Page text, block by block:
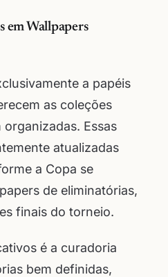
em Wallpapers
a papéis
as coleções
Essas
atualizadas
a Copa se
de eliminatórias,
finais do torneio.
é a curadoria
bem definidas,